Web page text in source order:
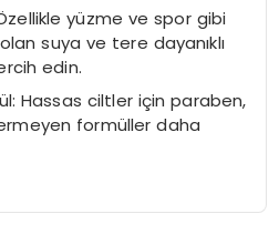
yüzme ve spor gibi
suya ve tere dayanıklı
edin.
Hassas ciltler için paraben,
formüller daha